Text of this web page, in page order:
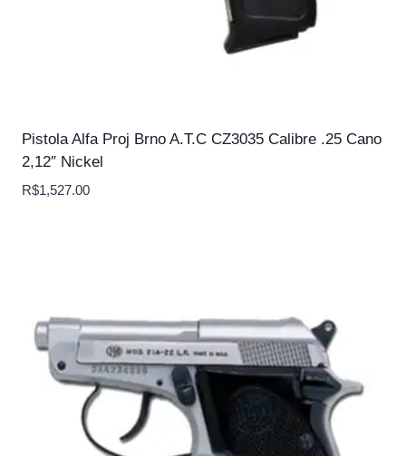
Pistola Alfa Proj Brno A.T.C CZ3035 Calibre .25 Cano
2,12″ Nickel
R$1,527.00